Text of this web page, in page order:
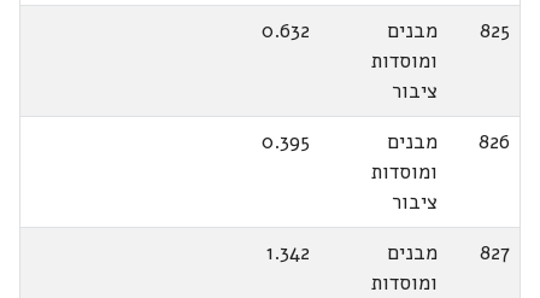
825
מבנים
ומוסדות
ציבור
0.632
826
מבנים
ומוסדות
ציבור
0.395
827
מבנים
ומוסדות
1.342